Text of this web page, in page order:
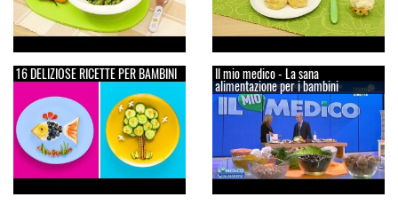
16 DELIZIOSE RICETTE PER BAMBINI Il mio medico - La sana
alimentazione per i bambini